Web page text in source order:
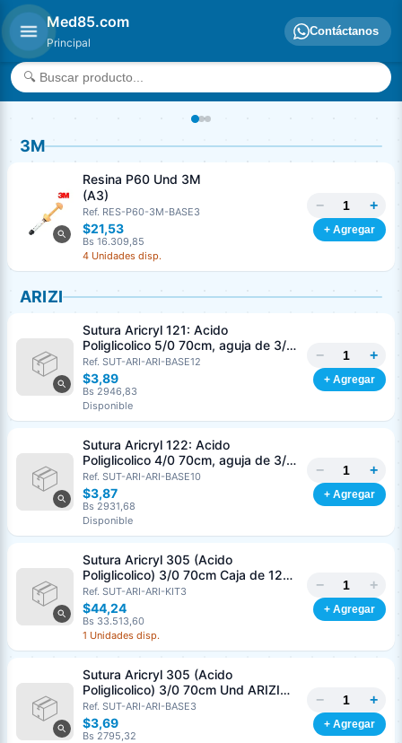
Med85.com
Principal
Contáctanos
3M
Resina P60 Und 3M
(A3)
Ref. RES-P60-3M-BASE3
$21,53
Bs 16.309,85
4 Unidades disp.
− +
+ Agregar
ARIZI
Sutura Aricryl 121: Acido
Poliglicolico 5/0 70cm, aguja de 3/8
Corte Inverso 19mm Und ARIZI
Absorbible
Ref. SUT-ARI-ARI-BASE12
$3,89
Bs 2946,83
Disponible
− +
+ Agregar
Sutura Aricryl 122: Acido
Poliglicolico 4/0 70cm, aguja de 3/8
Corte Inverso 19mm Und ARIZI
Absorbible
Ref. SUT-ARI-ARI-BASE10
$3,87
Bs 2931,68
Disponible
− +
+ Agregar
Sutura Aricryl 305 (Acido
Poliglicolico) 3/0 70cm Caja de 12
Unds ARIZI Aguja de 1/2 Circulo
Punta Conica 17mm
Ref. SUT-ARI-ARI-KIT3
$44,24
Bs 33.513,60
1 Unidades disp.
− +
+ Agregar
Sutura Aricryl 305 (Acido
Poliglicolico) 3/0 70cm Und ARIZI
Aguja de 1/2 Circulo Punta Conica
17mm
Ref. SUT-ARI-ARI-BASE3
$3,69
Bs 2795,32
− +
+ Agregar